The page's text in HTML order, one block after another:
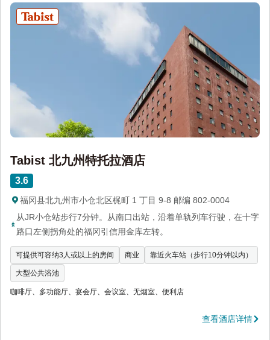
Tabist 北九州特托拉酒店
3.6
福冈县北九州市小仓北区梶町 1 丁目 9-8 邮编 802-0004
从JR小仓站步行7分钟。从南口出站，沿着单轨列车行驶，在十字
路口左侧拐角处的福冈引信用金库左转。
可提供可容纳3人或以上的房间 商业 靠近火车站（步行10分钟以内）
大型公共浴池
咖啡厅、多功能厅、宴会厅、会议室、无烟室、便利店
查看酒店详情